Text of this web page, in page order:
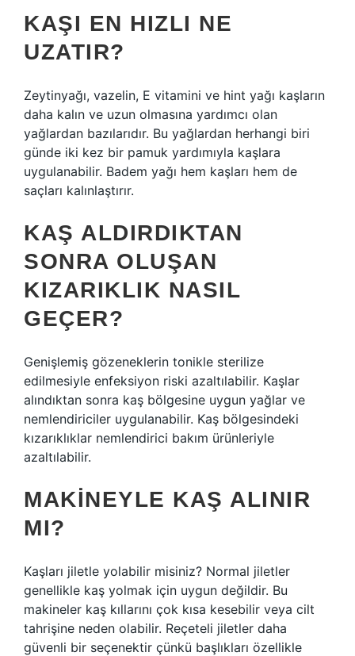
KAŞI EN HIZLI NE
UZATIR?
Zeytinyağı, vazelin, E vitamini ve hint yağı kaşların
daha kalın ve uzun olmasına yardımcı olan
yağlardan bazılarıdır. Bu yağlardan herhangi biri
günde iki kez bir pamuk yardımıyla kaşlara
uygulanabilir. Badem yağı hem kaşları hem de
saçları kalınlaştırır.
KAŞ ALDIRDIKTAN
SONRA OLUŞAN
KIZARIKLIK NASIL
GEÇER?
Genişlemiş gözeneklerin tonikle sterilize
edilmesiyle enfeksiyon riski azaltılabilir. Kaşlar
alındıktan sonra kaş bölgesine uygun yağlar ve
nemlendiriciler uygulanabilir. Kaş bölgesindeki
kızarıklıklar nemlendirici bakım ürünleriyle
azaltılabilir.
MAKINEYLE KAŞ ALINIR
MI?
Kaşları jiletle yolabilir misiniz? Normal jiletler
genellikle kaş yolmak için uygun değildir. Bu
makineler kaş kıllarını çok kısa kesebilir veya cilt
tahrişine neden olabilir. Reçeteli jiletler daha
güvenli bir seçenektir çünkü başlıkları özellikle